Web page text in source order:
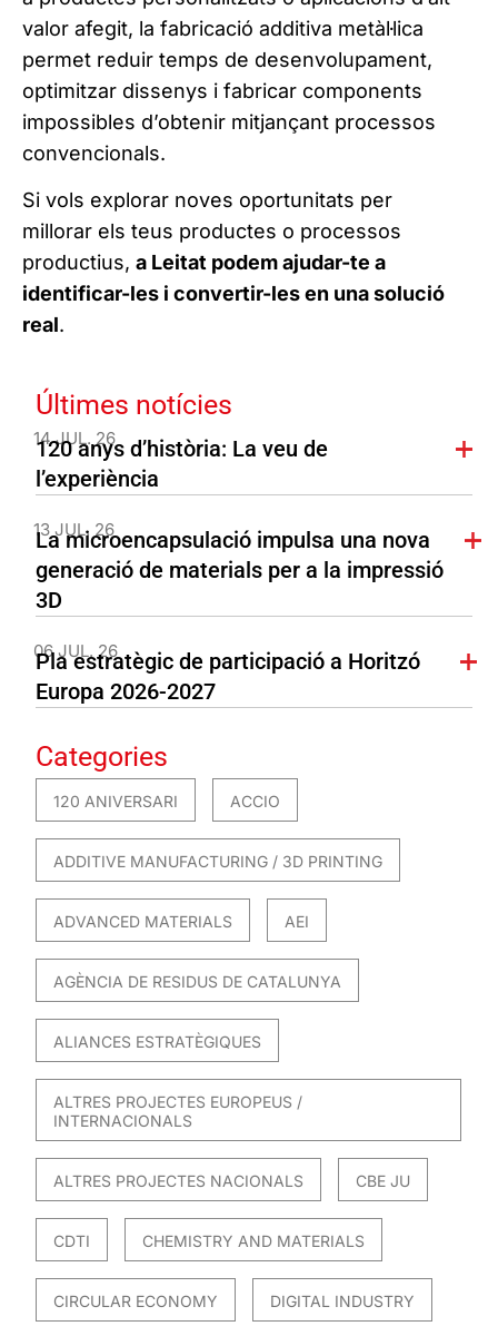
valor afegit, la fabricació additiva metàl·lica
permet reduir temps de desenvolupament,
optimitzar dissenys i fabricar components
impossibles d’obtenir mitjançant processos
convencionals.
Si vols explorar noves oportunitats per
millorar els teus productes o processos
productius, a Leitat podem ajudar-te a
identificar-les i convertir-les en una solució
real.
Últimes notícies
14 JUL. 26
120 anys d’història: La veu de
l’experiència
13 JUL. 26
La microencapsulació impulsa una nova
generació de materials per a la impressió
3D
06 JUL. 26
Pla estratègic de participació a Horitzó
Europa 2026-2027
Categories
120 ANIVERSARI ACCIO
ADDITIVE MANUFACTURING / 3D PRINTING
ADVANCED MATERIALS AEI
AGÈNCIA DE RESIDUS DE CATALUNYA
ALIANCES ESTRATÈGIQUES
ALTRES PROJECTES EUROPEUS /
INTERNACIONALS
ALTRES PROJECTES NACIONALS CBE JU
CDTI CHEMISTRY AND MATERIALS
CIRCULAR ECONOMY DIGITAL INDUSTRY